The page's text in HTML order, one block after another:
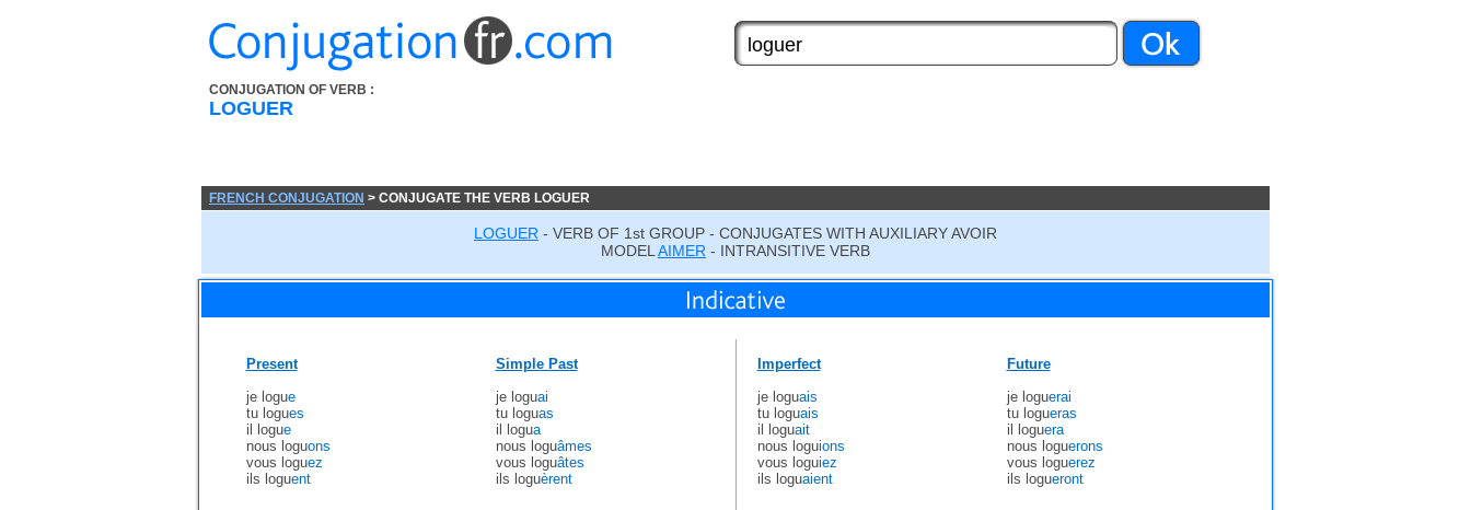
CONJUGATION OF VERB :
LOGUER
FRENCH CONJUGATION > CONJUGATE THE VERB LOGUER
LOGUER - VERB OF 1st GROUP - CONJUGATES WITH AUXILIARY AVOIR
MODEL AIMER - INTRANSITIVE VERB
Present
je logue
tu logues
il logue
nous loguons
vous loguez
ils loguent
Simple Past
je loguai
tu loguas
il logua
nous loguâmes
vous loguâtes
ils loguèrent
Imperfect
je loguais
tu loguais
il loguait
nous loguions
vous loguiez
ils loguaient
Future
je loguerai
tu logueras
il loguera
nous loguerons
vous loguerez
ils logueront